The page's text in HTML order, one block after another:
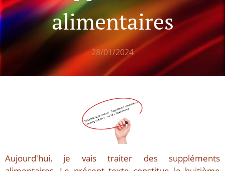
alimentaires
28/01/2024
Aujourd'hui, je vais traiter des suppléments